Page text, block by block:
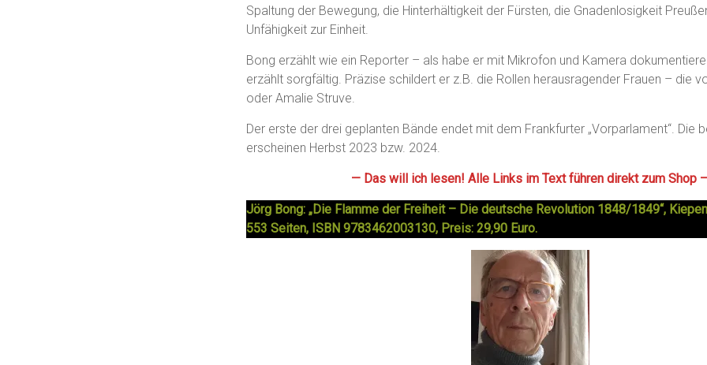
Spaltung der Bewegung, die Hinterhältigkeit der Fürsten, die Gnadenlosigkeit
Unfähigkeit zur Einheit.
Bong erzählt wie ein Reporter – als habe er mit Mikrofon und Kamera
erzählt sorgfältig. Präzise schildert er z.B. die Rollen herausragender Frauen – die
oder Amalie Struve.
Der erste der drei geplanten Bände endet mit dem Frankfurter „Vorparlament“. Die
erscheinen Herbst 2023 bzw. 2024.
— Das will ich lesen! Alle Links im Text führen direkt zum Shop
Jörg Bong: „Die Flamme der Freiheit – Die deutsche Revolution 1848/1849“,
553 Seiten, ISBN 9783462003130, Preis: 29,90 Euro.